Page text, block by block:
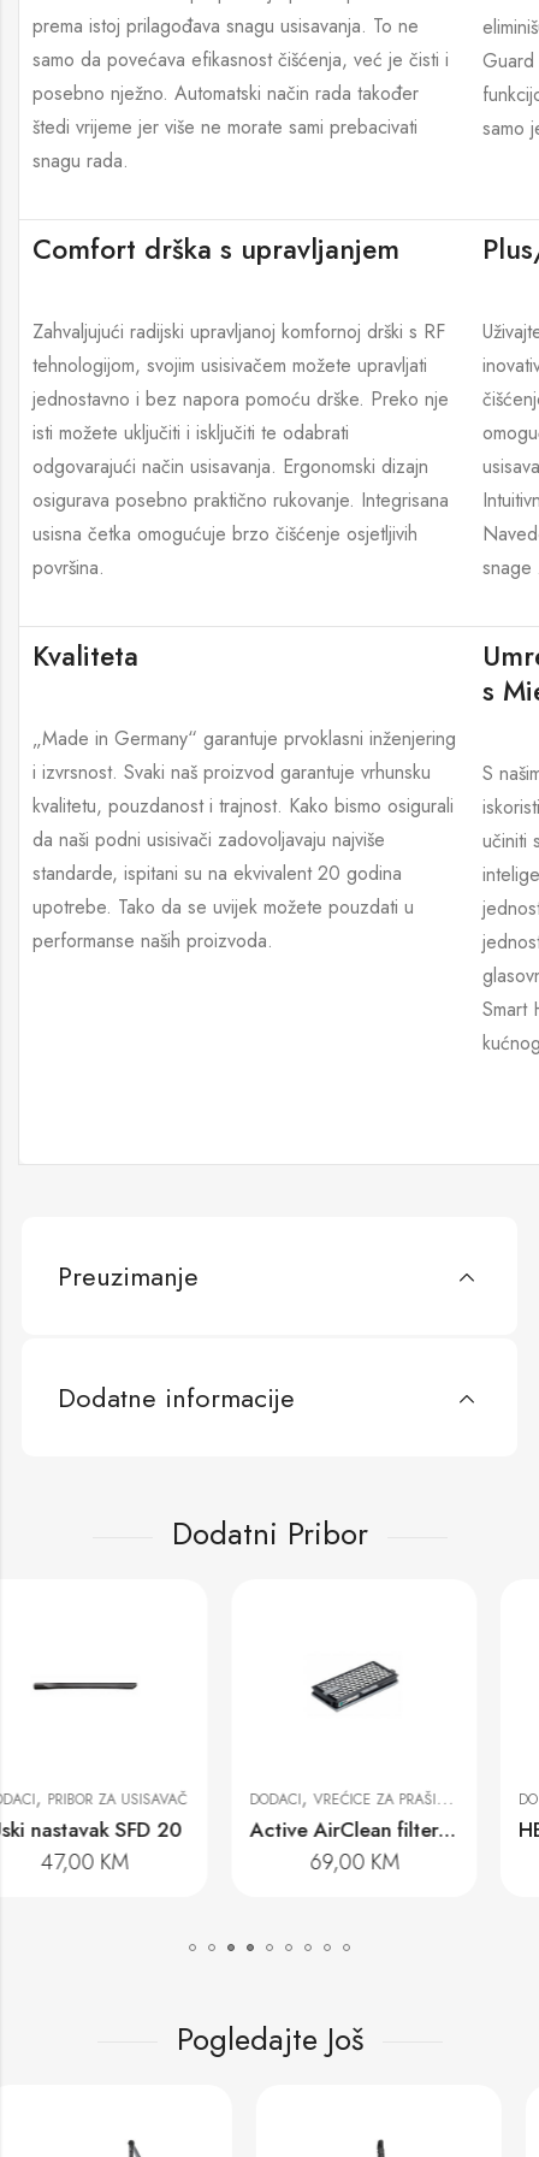
prema istoj prilagođava snagu usisavanja. To ne
samo da povećava efikasnost čišćenja, već je čisti i
posebno nježno. Automatski način rada također
štedi vrijeme jer više ne morate sami prebacivati
snagu rada.
samo
Comfort drška s upravljanjem
Zahvaljujući radijski upravljanoj komfornoj drški s RF
tehnologijom, svojim usisivačem možete upravljati
jednostavno i bez napora pomoću drške. Preko nje
isti možete uključiti i isključiti te odabrati
odgovarajući način usisavanja. Ergonomski dizajn
osigurava posebno praktično rukovanje. Integrisana
usisna četka omogućuje brzo čišćenje osjetljivih
površina.
snage
Kvaliteta
„Made in Germany“ garantuje prvoklasni inženjering
i izvrsnost. Svaki naš proizvod garantuje vrhunsku
kvalitetu, pouzdanost i trajnost. Kako bismo osigurali
da naši podni usisivači zadovoljavaju najviše
standarde, ispitani su na ekvivalent 20 godina
upotrebe. Tako da se uvijek možete pouzdati u
performanse naših proizvoda.
s
S
učiniti
Smart
Preuzimanje
Dodatne informacije
Dodatni Pribor
DODACI, VREĆICE ZA PRAŠINU I FILTERI
69,00
DODACI,VREĆICE ZA PRAŠINU I FILTERI
110,00
Pogledajte Još